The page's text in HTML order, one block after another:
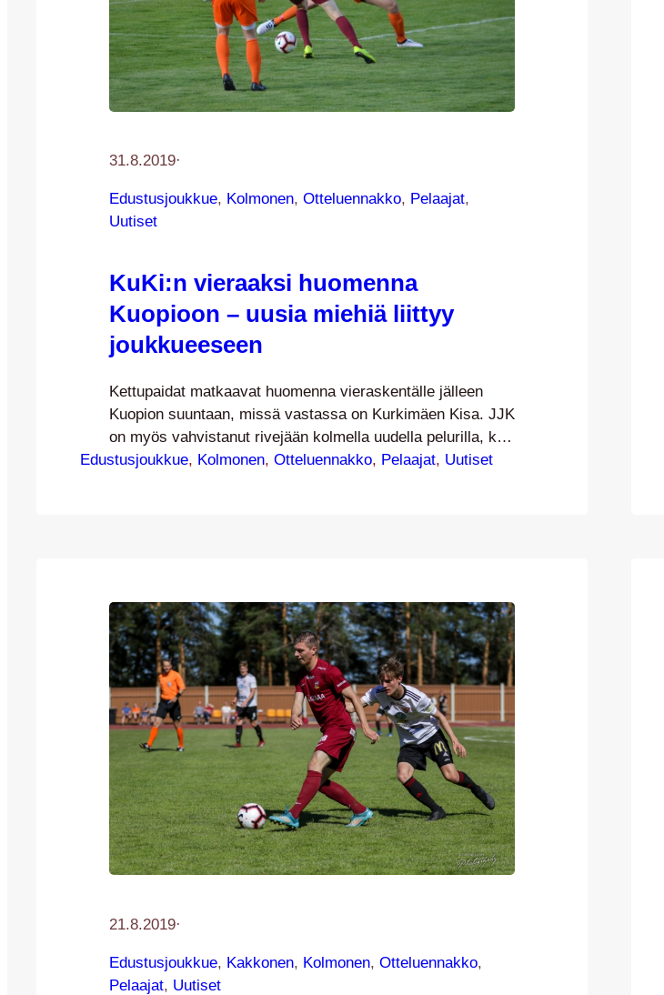
31.8.2019·
Edustusjoukkue, Kolmonen, Otteluennakko, Pelaajat
Uutiset
KuKi:n vieraaksi huomenna
Kuopioon – uusia miehiä liittyy
joukkueeseen
Kettupaidat matkaavat huomenna vieraskentälle jälleen
Kuopion suuntaan, missä vastassa on Kurkimäen Kisa. JJK
on myös vahvistanut rivejään kolmella uudella pelurilla, kun
Joonas Madetoja, Juuso Eteläpää ja Matias Sarlin siirtyvät
Edustusjoukkue, Kolmonen, Otteluennakko, Pelaajat, Uutiset
21.8.2019·
Edustusjoukkue, Kakkonen, Kolmonen, Otteluennakko
Pelaajat, Uutiset